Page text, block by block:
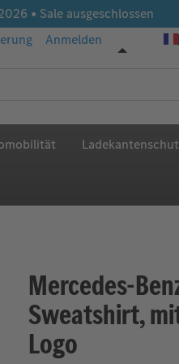
• Sale ausgeschlossen
Anmelden
Mercedes-
Sweatshirt,
Logo